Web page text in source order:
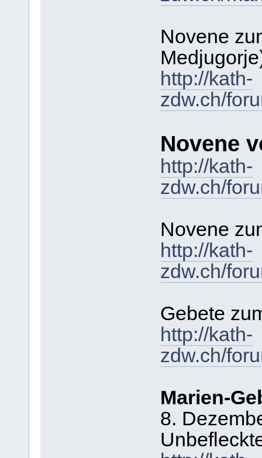
Novene
http://kath-
zdw.ch/
Novene
http://kath-
zdw.ch/
Novene
http://kath-
zdw.ch/
Gebete
http://kath-
zdw.ch/
Marien-
8.